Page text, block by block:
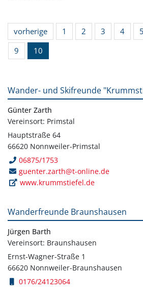
vorherige 1 2 3 4 5
9
10
Wander- und Skifreunde
Günter Zarth
Vereinsort: Primstal
Hauptstraße 64
66620 Nonnweiler-Primstal
06875/1753
guenter.zarth@t-online.de
www.krummstiefel.de
Wanderfreunde Braunshausen
Jürgen Barth
Vereinsort: Braunshausen
Ernst-Wagner-Straße 1
66620 Nonnweiler-Braunshausen
0176/24123064